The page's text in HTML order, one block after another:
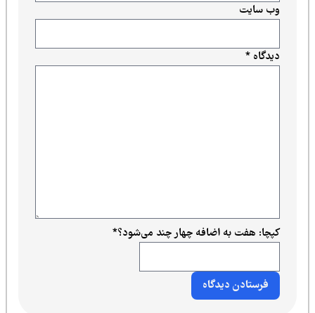
دیدگاه*
وب‌ سایت
کپچا: هفت به اضافه چهار چند می‌شود؟*